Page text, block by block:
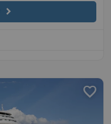
chevron_right
favorite